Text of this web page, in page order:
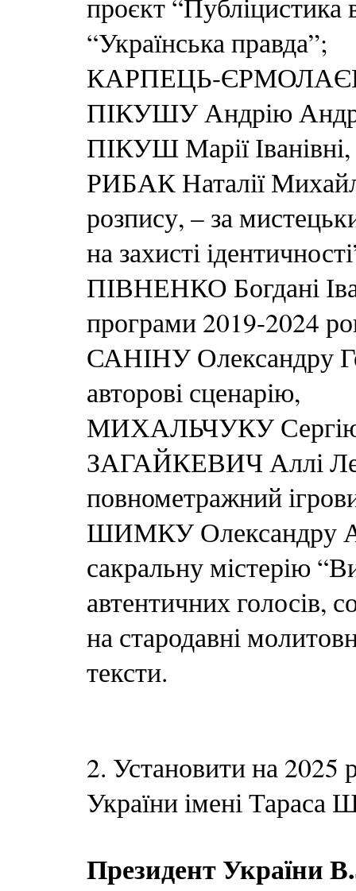
проєкт “Публіцистика
“Українська правда”;
КАРПЕЦЬ-
ПІКУШУ Андрію
ПІКУШ Марії Іванівні,
РИБАК Наталії
розпису, – за
на захисті
ПІВНЕНКО Богдані
програми 2019-2024
САНІНУ Олександру
авторові сценарію,
МИХАЛЬЧУКУ Сергію
ЗАГАЙКЕВИЧ Аллі
повнометражний
ШИМКУ Олександру
сакральну містерію
автентичних голосів,
на стародавні
тексти.
2. Установити на 2025
України імені Тараса
Президент